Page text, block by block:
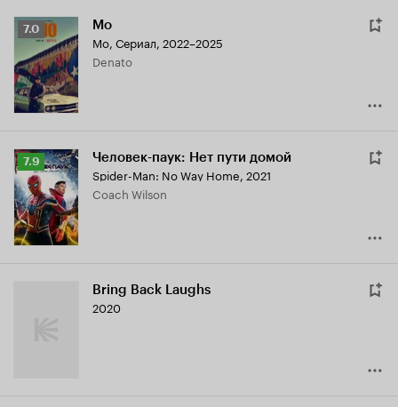
Рейтинг
Кинопоиска
7.0
7.0 Мо
Mo, Сериал, 2022–2025
Denato
Рейтинг
Кинопоиска
7.9
7.9 Человек-паук: Нет пути домой
Spider-Man: No Way Home, 2021
Coach Wilson
Bring Back Laughs
2020